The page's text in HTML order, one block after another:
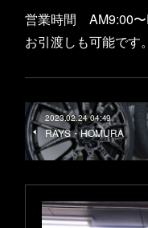
営業時間 AM9:00〜
お引渡しも可能です
2023.02.24 04:49
RAYS・HOMURA